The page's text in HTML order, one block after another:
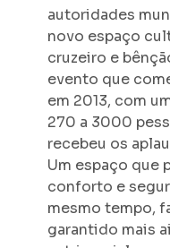
autoridades
novo espaço
cruzeiro e
evento que
em 2013, com
270 a 3000
recebeu os
Um espaço que
conforto e
mesmo tempo,
garantido mais